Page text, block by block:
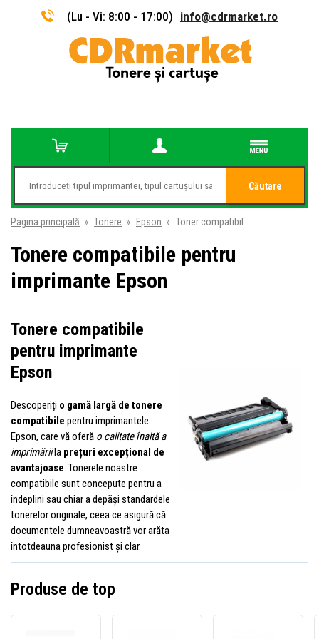
(Lu - Vi: 8:00 - 17:00) info@cdrmarket.ro
Căutare
Pagina principală » Tonere » Epson » Toner compatibil
Tonere compatibile pentru
imprimante Epson
Tonere compatibile
pentru imprimante
Epson
Descoperiți o gamă largă de tonere
compatibile pentru imprimantele
Epson, care vă oferă o calitate înaltă a
imprimăriila prețuri excepțional de
avantajoase. Tonerele noastre
compatibile sunt concepute pentru a
îndeplini sau chiar a depăși standardele
tonerelor originale, ceea ce asigură că
documentele dumneavoastră vor arăta
întotdeauna profesionist și clar.
Produse de top